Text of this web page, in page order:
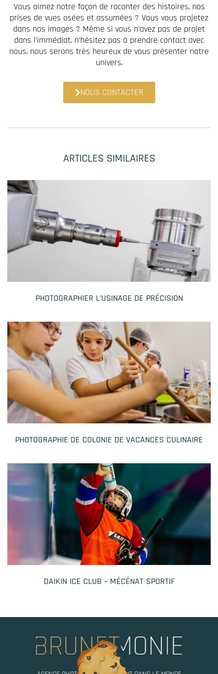
Vous aimez notre façon de raconter des histoires, nos
prises de vues osées et assumées ? Vous vous projetez
dans nos images ? Même si vous n’avez pas de projet
dans l’immédiat, n’hésitez pas à prendre contact avec
nous, nous serons très heureux de vous présenter notre
univers.
NOUS CONTACTER
ARTICLES SIMILAIRES
PHOTOGRAPHIER L’USINAGE DE PRÉCISION
PHOTOGRAPHIE DE COLONIE DE VACANCES CULINAIRE
DAIKIN ICE CLUB – MÉCÉNAT SPORTIF